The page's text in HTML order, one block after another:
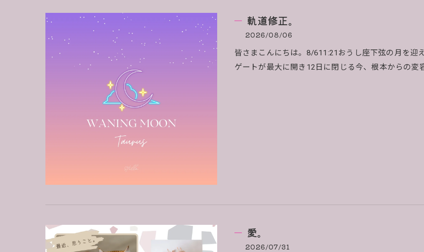
軌道修正。
2026/08/06
皆さまこんにちは。8/611:21おうし座下弦の月を迎
ゲートが最大に開き12日に閉じる今、根本からの
愛。
2026/07/31